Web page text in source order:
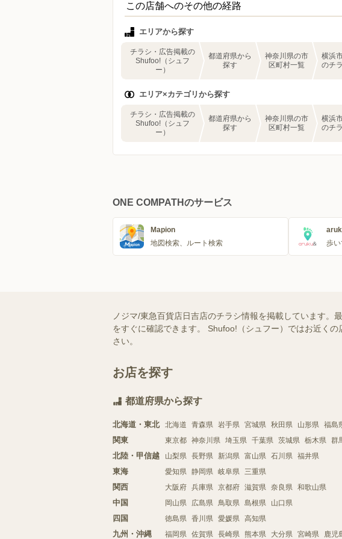
この店舗へのその他の経路
エリアから探す
チラシ・広告掲載の
Shufoo!（シュフ
ー）
都道府県から
探す
神奈川県の市
区町村一覧
横浜
のチ
エリア×カテゴリから探す
チラシ・広告掲載の
Shufoo!（シュフ
ー）
都道府県から
探す
神奈川県の市
区町村一覧
横浜
のチ
ONE COMPATHのサービス
Mapion
地図検索、ルート検索
歩
ノジマ/東急百貨店日吉店のチラシ情報を掲載しています
をすぐに確認できます。 Shufoo!（シュフー）ではお近く
さい。
お店を探す
都道府県から探す
北海道・東北 北海道 青森県 岩手県 宮城県 秋田県 山形県 福島
関東 東京都 神奈川県 埼玉県 千葉県 茨城県 栃木県 群
北陸・甲信越 山梨県 長野県 新潟県 富山県 石川県 福井県
東海 愛知県 静岡県 岐阜県 三重県
関西 大阪府 兵庫県 京都府 滋賀県 奈良県 和歌山県
中国 岡山県 広島県 鳥取県 島根県 山口県
四国 徳島県 香川県 愛媛県 高知県
九州・沖縄 福岡県 佐賀県 長崎県 熊本県 大分県 宮崎県 鹿児